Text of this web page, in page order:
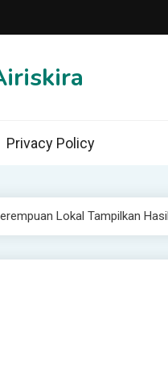
Privacy Policy
Lokal Tampilkan